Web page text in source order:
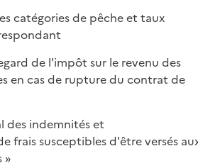
catégories de pêche et taux
de l'impôt sur le revenu des
en cas de rupture du contrat de
des indemnités et
frais susceptibles d'être versés
»